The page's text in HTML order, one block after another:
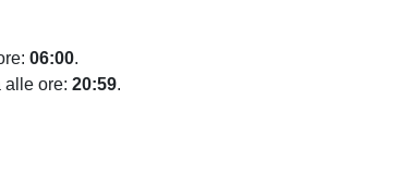
06:00.
alle ore: 20:59.